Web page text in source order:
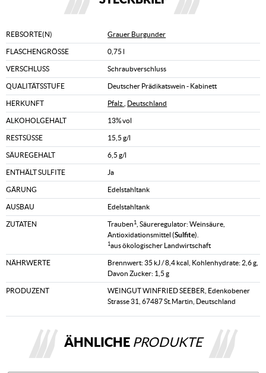
REBSORTE(N) Grauer Burgunder
FLASCHENGRÖSSE 0,75 l
VERSCHLUSS Schraubverschluss
QUALITÄTSSTUFE Deutscher Prädikatswein - Kabinett
HERKUNFT Pfalz Deutschland
ALKOHOLGEHALT 13% vol
RESTSÜSSE 15,5 g/l
SÄUREGEHALT 6,5 g/l
ENTHÄLT SULFITE Ja
GÄRUNG Edelstahltank
AUSBAU Edelstahltank
ZUTATEN Trauben 1
, Säureregulator: Weinsäure,
Antioxidationsmittel (Sulfite).
1 aus ökologischer Landwirtschaft
NÄHRWERTE
Brennwert: 35 kJ / 8,4 kcal, Kohlenhydrate: 2,6 g,
Davon Zucker: 1,5 g
PRODUZENT
WEINGUT WINFRIED SEEBER, Edenkobener
Strasse 31, 67487 St.Martin, Deutschland
ÄHNLICHE PRODUKTE